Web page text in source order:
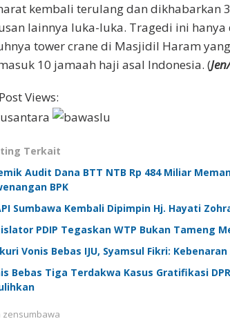
kembali terulang dan dikhabarkan
lainnya luka-luka. Tragedi ini
tower crane di Masjidil Haram
10 jamaah haji asal Indonesia. (
Post Views:
Terkait
Audit Dana BTT NTB Rp 484 Miliar
BPK
Sumbawa Kembali Dipimpin Hj. Hayati
PDIP Tegaskan WTP Bukan Tameng
Vonis Bebas IJU, Syamsul Fikri:
Bebas Tiga Terdakwa Kasus Gratifikasi
zensumbawa